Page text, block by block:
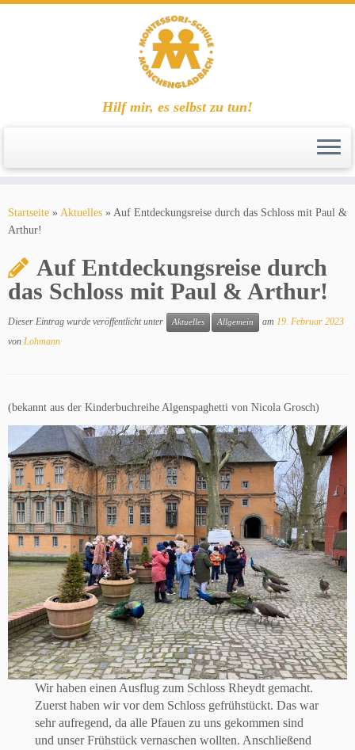
Inhalt
springen
Hilf mir, es selbst zu tun!
Startseite » Aktuelles » Auf Entdeckungsreise durch das Schloss mit Paul &
Arthur!
Auf Entdeckungsreise durch
das Schloss mit Paul & Arthur!
Dieser Eintrag wurde veröffentlicht unter Aktuelles Allgemein am 19. Februar 2023
von Lohmann
(bekannt aus der Kinderbuchreihe Algenspaghetti von Nicola Grosch)
Wir haben einen Ausflug zum Schloss Rheydt gemacht.
Zuerst haben wir vor dem Schloss gefrühstückt. Das war
sehr aufregend, da alle Pfauen zu uns gekommen sind
und unser Frühstück vernaschen wollten. Anschließend